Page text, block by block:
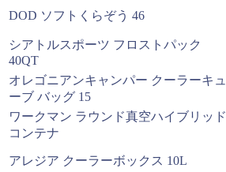
DOD ソフトくらぞう 46
シアトルスポーツ フロストパック
40QT
オレゴニアンキャンパー クーラーキュ
ーブ バッグ 15
ワークマン ラウンド真空ハイブリッド
コンテナ
アレジア クーラーボックス 10L